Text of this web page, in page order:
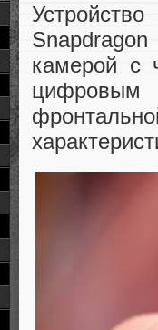
камерой с
цифровым